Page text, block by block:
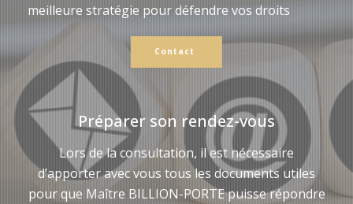
meilleure stratégie pour défendre vos droits
Contact
Préparer son rendez-vous
Lors de la consultation, il est nécessaire
d’apporter avec vous tous les documents utiles
pour que Maître BILLION-PORTE puisse répondre